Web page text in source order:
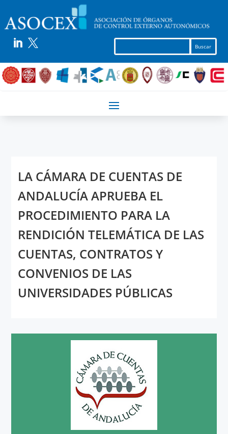
 
LA CÁMARA DE CUENTAS DE
ANDALUCÍA APRUEBA EL
PROCEDIMIENTO PARA LA
RENDICIÓN TELEMÁTICA DE LAS
CUENTAS, CONTRATOS Y
CONVENIOS DE LAS
UNIVERSIDADES PÚBLICAS